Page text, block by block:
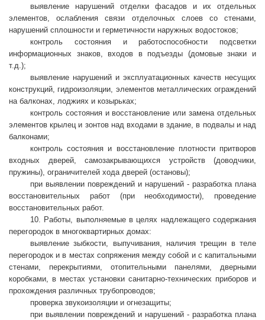
выявление нарушений отделки фасадов и их отдельных
элементов, ослабления связи отделочных слоев со стенами,
нарушений сплошности и герметичности наружных водостоков;
контроль состояния и работоспособности подсветки
информационных знаков, входов в подъезды (домовые знаки и
т.д.);
выявление нарушений и эксплуатационных качеств несущих
конструкций, гидроизоляции, элементов металлических ограждений
на балконах, лоджиях и козырьках;
контроль состояния и восстановление или замена отдельных
элементов крылец и зонтов над входами в здание, в подвалы и над
балконами;
контроль состояния и восстановление плотности притворов
входных дверей, самозакрывающихся устройств (доводчики,
пружины), ограничителей хода дверей (остановы);
при выявлении повреждений и нарушений - разработка плана
восстановительных работ (при необходимости), проведение
восстановительных работ.
10. Работы, выполняемые в целях надлежащего содержания
перегородок в многоквартирных домах:
выявление зыбкости, выпучивания, наличия трещин в теле
перегородок и в местах сопряжения между собой и с капитальными
стенами, перекрытиями, отопительными панелями, дверными
коробками, в местах установки санитарно-технических приборов и
прохождения различных трубопроводов;
проверка звукоизоляции и огнезащиты;
при выявлении повреждений и нарушений - разработка плана